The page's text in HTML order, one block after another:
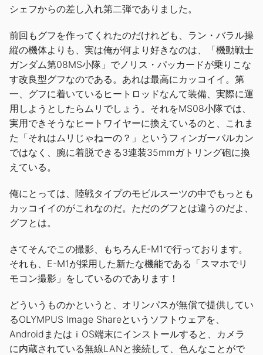
シェフからの差し入れ第二弾でありました。
前回もグフを作ってくれたのだけれども、ラン・バラル操
縦の機体よりも、実は俺が何より好きなのは、「機動戦士
ガンダム第08MS小隊」でノリス・パッカードが乗りこな
す改良型グフなのである。あれは最高にカッコイイ。第
一、グフに着いているヒートロッドなんて装備、実際に運
用しようとしたらムリでしょう。それをMS08小隊では、
実用できそうなヒートワイヤーに換えているのと、これま
た「それはムリじゃねーの？」というフィンガーバルカン
ではなく、腕に着脱できる3連装35mmガトリング砲に換
えている。
俺にとっては、陸戦タイプのモビルスーツの中でもっとも
カッコイイのがこれなのだ。ただのグフとは違うのだよ、
グフとは。
さてそんでこの撮影、もちろんE-M1で行っております。
それも、E-M1が採用した新たな機能である「スマホでリ
モコン撮影」をしているのであります！
どういうものかというと、オリンパスが無償で提供してい
るOLYMPUS Image Shareというソフトウェアを、
AndroidまたはｉOS端末にインストールすると、カメラ
に内蔵されている無線LANと接続して、色んなことがで